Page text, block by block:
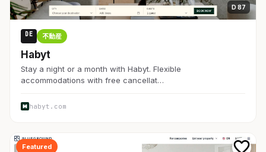
D 87
DE 不動産
Habyt
Stay a night or a month with Habyt. Flexible
accommodations with free cancellat…
habyt.com
Featured